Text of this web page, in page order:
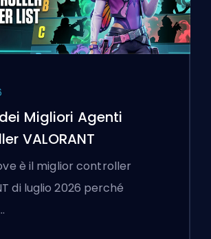
Migliori Agenti
VALORANT
è il miglior controller
di luglio 2026 perché